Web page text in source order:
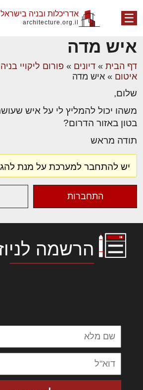
☰ אדריכלות ובניה בישראל
architecture.org.il
איש מדה
דף הבית » דיונים » פורום ליקויי
איטום » איש מדה
שלום,
משהו יכול להמליץ לי על איש
בטון באזור הדרום?
תודה מראש
יש להתחבר למערכת על מנת
התחברות
הרשמה